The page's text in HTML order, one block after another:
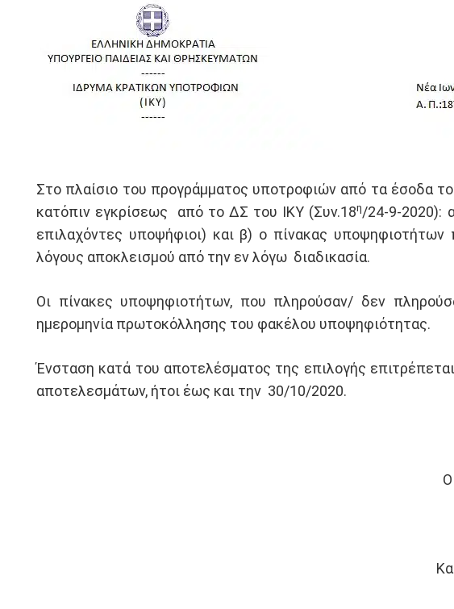
Στο πλαίσιο του προγράμματος υποτροφιών από τα έσοδα
κατόπιν εγκρίσεως από το ΔΣ του ΙΚΥ (Συν.18η/24-9-2020):
επιλαχόντες υποψήφιοι) και β) ο πίνακας
λόγους αποκλεισμού από την εν λόγω διαδικασία.
Oι πίνακες υποψηφιοτήτων, που πληρούσαν/ δεν
ημερομηνία πρωτοκόλλησης του φακέλου υποψηφιότητας.
Ένσταση κατά του αποτελέσματος της επιλογής
αποτελεσμάτων, ήτοι έως και την 30/10/2020.
Ο Πρόεδρος του ΔΣ
Μιχαήλ
Καθηγητής Ιατρικής